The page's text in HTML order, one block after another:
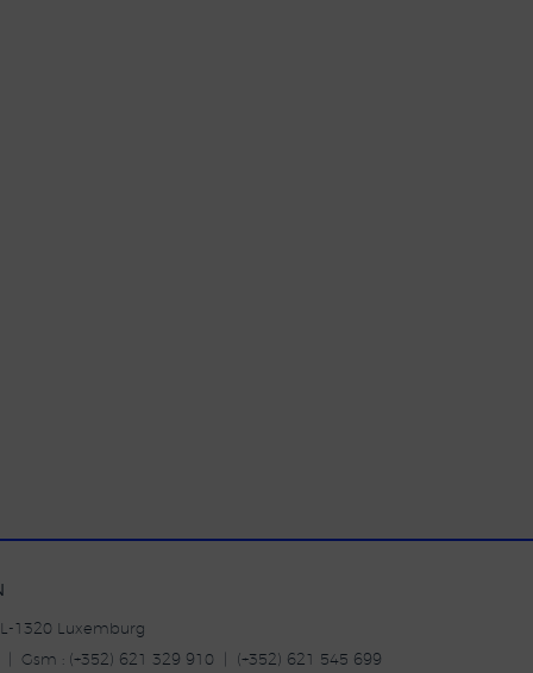
1320 Luxemburg
| Gsm : (+352) 621 329 910 | (+352) 621 545 699